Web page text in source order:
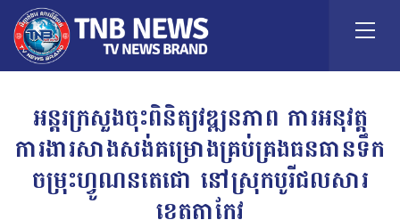
អន្តរក្រសួងចុះពិនិត្យវឌ្ឍនភាព ការអនុវត្ត
ការងារសាងសង់គម្រោងគ្រប់គ្រងធនធានទឹក
ចម្រុះហ្វូណនតេជោ នៅស្រុកបូរីជលសារ